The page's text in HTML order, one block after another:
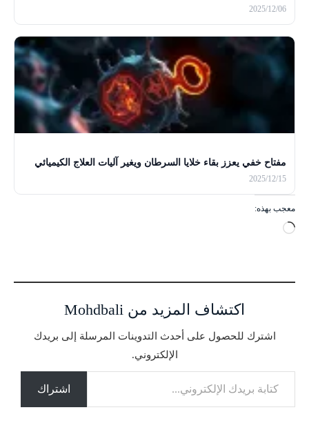
2025/12/06
مفتاح خفي يعزز بقاء خلايا السرطان ويغير آليات العلاج الكيميائي
2025/12/15
معجب بهذه:
ج
ي
ل
اكتشاف المزيد من Mohdbali
اشترك للحصول على أحدث التدوينات المرسلة إلى بريدك
الإلكتروني.
كتابة بريدك الإلكتروني...
اشتراك